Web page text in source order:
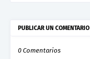
PUBLICAR UN COMENTARIO
0 Comentarios